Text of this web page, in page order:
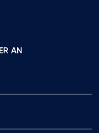
AN